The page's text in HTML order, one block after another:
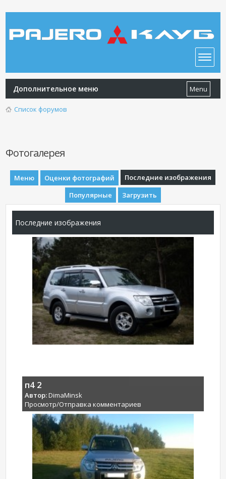
Дополнительное меню Menu
Список форумов
Фотогалерея
Меню Оценки фотографий
Последние изображения
Популярные
Загрузить
Последние изображения
п4 2
Автор:DimaMinsk
Просмотр/Отправка комментариев